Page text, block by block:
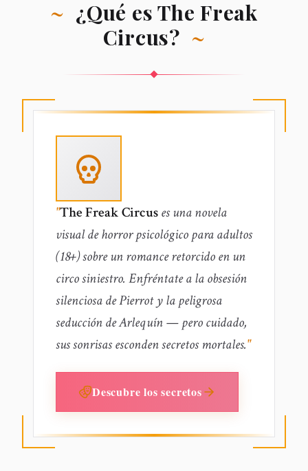
~ ¿Qué es The Freak
Circus? ~
"The Freak Circuses una novela
visual de horror psicológico para adultos
(18+) sobre un romance retorcido en un
circo siniestro. Enfréntate a la obsesión
silenciosa de Pierrot y la peligrosa
seducción de Arlequín — pero cuidado,
sus sonrisas esconden secretos mortales."
Descubre los secretos